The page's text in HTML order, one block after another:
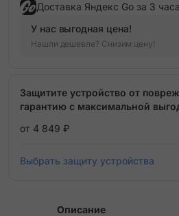
Доставка Яндекс Go за 3 часа
У нас выгодная цена!
Нашли дешевле? Снизим цену!
Защитите устройство от
гарантию с максимальной
от 4 849 ₽
Выбрать защиту устройства
Описание